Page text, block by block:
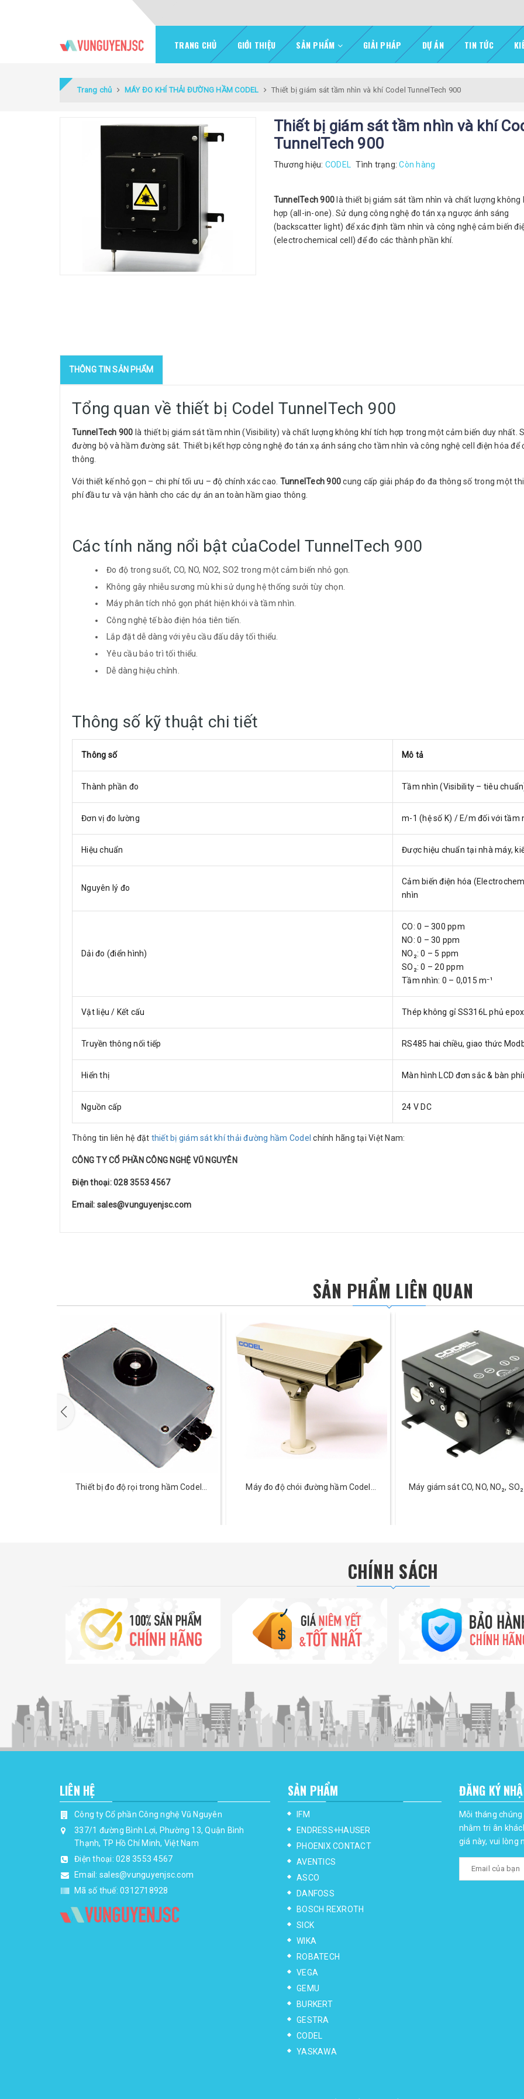
TRANG CHỦ GIỚI THIỆU SẢN PHẨM GIẢI PHÁP DỰ ÁN TIN TỨC
Trang chủ MÁY ĐO KHÍ THẢI ĐƯỜNG HẦM CODEL Thiết bị giám sát tầm nhìn và khí Codel TunnelTech 900
Thiết bị giám sát tầm nhìn và khí
TunnelTech 900
Thương hiệu: CODEL Tình trạng:Còn hàng
TunnelTech 900 là thiết bị giám sát tầm nhìn và chất lượng không
hợp (all-in-one). Sử dụng công nghệ đo tán xạ ngược ánh sáng
(backscatter light) để xác định tầm nhìn và công nghệ cảm biến
(electrochemical cell) để đo các thành phần khí.
THÔNG TIN SẢN PHẨM
Tổng quan về thiết bị Codel TunnelTech 900
TunnelTech 900 là thiết bị giám sát tầm nhìn (Visibility) và chất lượng không khí tích hợp trong một cảm biến duy nhất.
đường bộ và hầm đường sắt. Thiết bị kết hợp công nghệ đo tán xạ ánh sáng cho tầm nhìn và công nghệ cell điện hóa
thông.
Với thiết kế nhỏ gọn – chi phí tối ưu – độ chính xác cao. TunnelTech 900cung cấp giải pháp đo đa thông số trong một
phí đầu tư và vận hành cho các dự án an toàn hầm giao thông.
Các tính năng nổi bật củaCodel TunnelTech 900
Đo độ trong suốt, CO, NO, NO2, SO2 trong một cảm biến nhỏ gọn.
Không gây nhiễu sương mù khi sử dụng hệ thống sưởi tùy chọn.
Máy phân tích nhỏ gọn phát hiện khói và tầm nhìn.
Công nghệ tế bào điện hóa tiên tiến.
Lắp đặt dễ dàng với yêu cầu đấu dây tối thiểu.
Yêu cầu bảo trì tối thiểu.
Dễ dàng hiệu chỉnh.
Thông số kỹ thuật chi tiết
Thông số Mô tả
Thành phần đo Tầm nhìn (Visibility – tiêu
Đơn vị đo lường m-1 (hệ số K) / E/m đối với tầm
Hiệu chuẩn Được hiệu chuẩn tại nhà máy,
Nguyên lý đo
Cảm biến điện hóa
nhìn
Dải đo (điển hình)
CO: 0 – 300 ppm
NO: 0 – 30 ppm
NO₂: 0 – 5 ppm
SO₂: 0 – 20 ppm
Tầm nhìn: 0 – 0,015 m⁻¹
Vật liệu / Kết cấu Thép không gỉ SS316L phủ
Truyền thông nối tiếp RS485 hai chiều, giao thức
Hiển thị Màn hình LCD đơn sắc & bàn
Nguồn cấp 24 V DC
Thông tin liên hệ đặt thiết bị giám sát khí thải đường hầm Codel chính hãng tại Việt Nam:
CÔNG TY CỔ PHẦN CÔNG NGHỆ VŨ NGUYÊN
Điện thoại: 028 3553 4567
Email: sales@vunguyenjsc.com
SẢN PHẨM LIÊN QUAN
Thiết bị đo độ rọi trong hầm Codel
Máy đo độ chói đường hầm Codel
Máy giám sát CO, NO, NO₂,
CHÍNH SÁCH
LIÊN HỆ
Công ty Cổ phần Công nghệ Vũ Nguyên
337/1 đường Bình Lợi, Phường 13, Quận Bình
Thạnh, TP Hồ Chí Minh, Việt Nam
Điện thoại: 028 3553 4567
Email: sales@vunguyenjsc.com
Mã số thuế: 0312718928
SẢN PHẨM
IFM
ENDRESS+HAUSER
PHOENIX CONTACT
AVENTICS
ASCO
DANFOSS
BOSCH REXROTH
SICK
WIKA
ROBATECH
VEGA
GEMU
BURKERT
GESTRA
CODEL
YASKAWA
ĐĂNG KÝ
Mỗi tháng
nhằm tri ân
giá này, vui lòng